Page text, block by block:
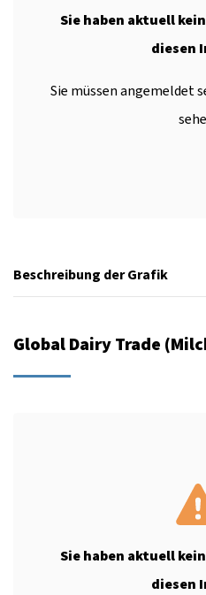
Sie haben aktuell
diesen
Sie müssen angemeldet
Beschreibung der Grafik
Global Dairy Trade
Sie haben aktuell
diesen